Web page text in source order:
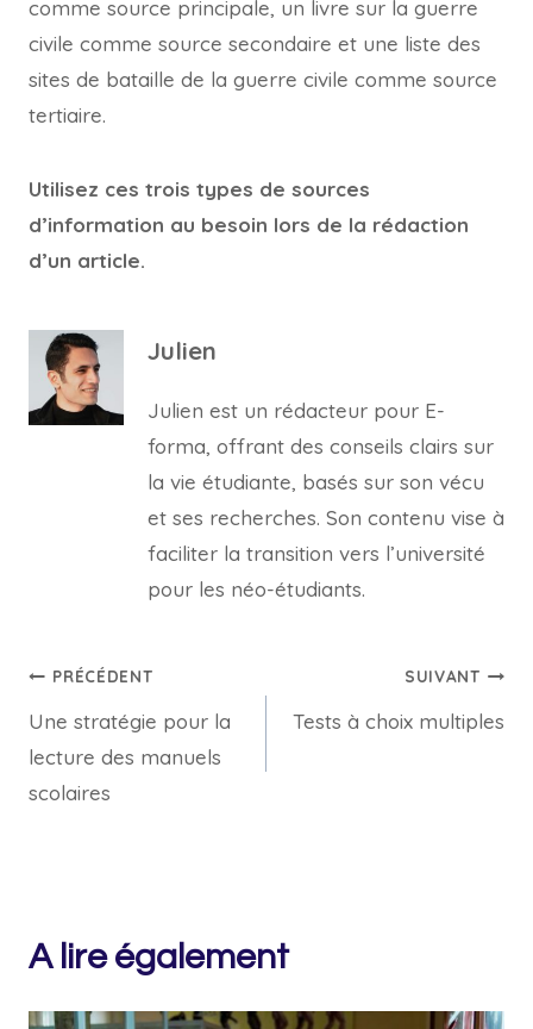
comme source principale, un livre sur la guerre
civile comme source secondaire et une liste des
sites de bataille de la guerre civile comme source
tertiaire.
Utilisez ces trois types de sources
d’information au besoin lors de la rédaction
d’un article.
Julien
Julien est un rédacteur pour E-
forma, offrant des conseils clairs sur
la vie étudiante, basés sur son vécu
et ses recherches. Son contenu vise à
faciliter la transition vers l’université
pour les néo-étudiants.
Navigation
de
l’article
PRÉCÉDENT
Une stratégie pour la
lecture des manuels
scolaires
SUIVANT
Tests à choix multiples
A lire également